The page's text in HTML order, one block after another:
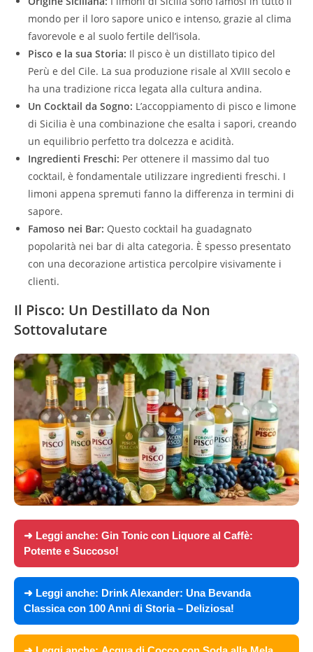
mondo per il loro sapore unico e intenso, grazie al clima
favorevole e al suolo fertile dell’isola.
Pisco e la sua Storia: Il pisco è un distillato tipico del
Perù e del Cile. La sua produzione risale al XVIII secolo e
ha una tradizione ricca legata alla cultura andina.
Un Cocktail da Sogno: L’accoppiamento di pisco e limone
di Sicilia è una combinazione che esalta i sapori, creando
un equilibrio perfetto tra dolcezza e acidità.
Ingredienti Freschi: Per ottenere il massimo dal tuo
cocktail, è fondamentale utilizzare ingredienti freschi. I
limoni appena spremuti fanno la differenza in termini di
sapore.
Famoso nei Bar: Questo cocktail ha guadagnato
popolarità nei bar di alta categoria. È spesso presentato
con una decorazione artistica percolpire visivamente i
clienti.
Il Pisco: Un Destillato da Non
Sottovalutare
➜ Leggi anche: Gin Tonic con Liquore al Caffè:
Potente e Succoso!
➜ Leggi anche: Drink Alexander: Una Bevanda
Classica con 100 Anni di Storia – Deliziosa!